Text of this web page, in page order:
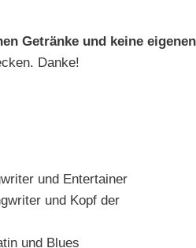
Getränke und keine eigenen
Danke!
und Entertainer
und Kopf der
und Blues